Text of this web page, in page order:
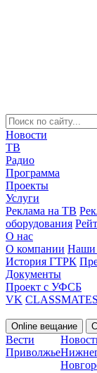
Новости
ТВ
Радио
Программа
Проекты
Услуги
Реклама на ТВ
оборудования
О нас
О компании Наши
История ГТРК
Документы
Проект с УФСБ
VK CLASSMATES
Online вещание
Вести
Приволжье